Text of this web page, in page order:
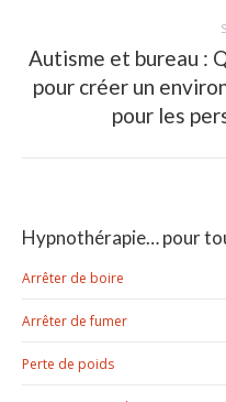
Autisme et bureau :
pour créer un
pour les
Hypnothérapie… pour
Arrêter de boire
Arrêter de fumer
Perte de poids